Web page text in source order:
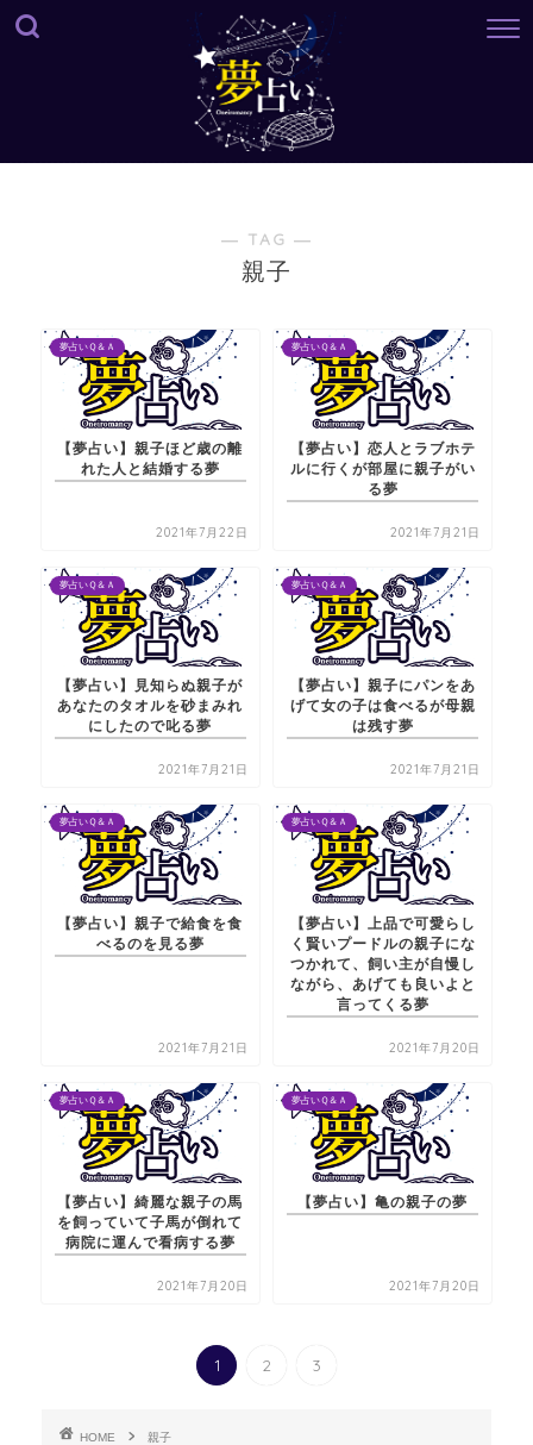
― TAG ―
親子
夢占いＱ＆Ａ
【夢占い】親子ほど歳の離
れた人と結婚する夢
2021年7月22日
夢占いＱ＆Ａ
【夢占い】恋人とラブホテ
ルに行くが部屋に親子がい
る夢
2021年7月21日
夢占いＱ＆Ａ
【夢占い】見知らぬ親子が
あなたのタオルを砂まみれ
にしたので叱る夢
2021年7月21日
夢占いＱ＆Ａ
【夢占い】親子にパンをあ
げて女の子は食べるが母親
は残す夢
2021年7月21日
夢占いＱ＆Ａ
【夢占い】親子で給食を食
べるのを見る夢
2021年7月21日
夢占いＱ＆Ａ
【夢占い】上品で可愛らし
く賢いプードルの親子にな
つかれて、飼い主が自慢し
ながら、あげても良いよと
言ってくる夢
2021年7月20日
夢占いＱ＆Ａ
【夢占い】綺麗な親子の馬
を飼っていて子馬が倒れて
病院に運んで看病する夢
2021年7月20日
夢占いＱ＆Ａ
【夢占い】亀の親子の夢
2021年7月20日
1 2 3
HOME 親子